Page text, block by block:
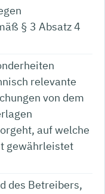
§ 3 Absatz 4
relevante
von dem
auf welche
gewährleistet
des Betreibers,